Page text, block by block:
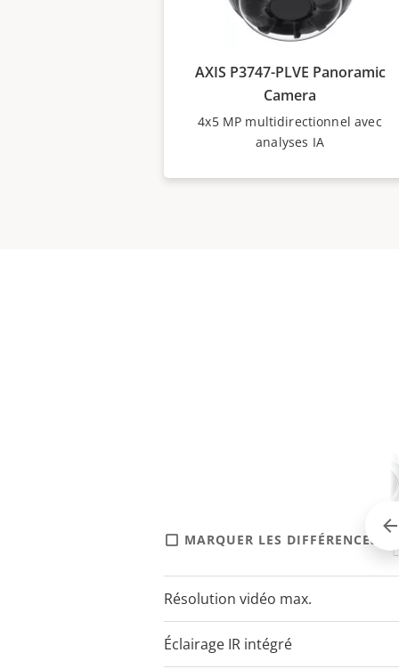
la fonctionnalité
PTRZ
roulement et zoom), ce qui
nécessaire d’ajuster
AXIS P3747-PLVE Panoramic
Camera
4x5 MP multidirectionnel avec
analyses IA
MARQUER LES DIFFÉRENCES
AXIS P3735-
Résolution vidéo max.
Éclairage IR intégré